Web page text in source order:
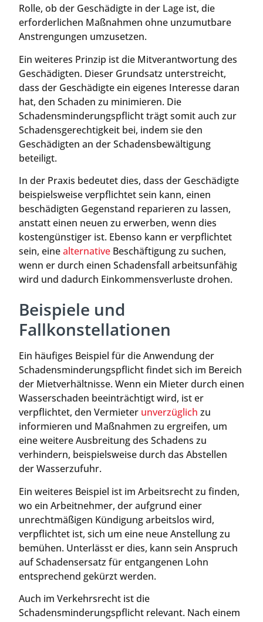
Rolle, ob der Geschädigte in der Lage ist, die
erforderlichen Maßnahmen ohne unzumutbare
Anstrengungen umzusetzen.
Ein weiteres Prinzip ist die Mitverantwortung des
Geschädigten. Dieser Grundsatz unterstreicht,
dass der Geschädigte ein eigenes Interesse daran
hat, den Schaden zu minimieren. Die
Schadensminderungspflicht trägt somit auch zur
Schadensgerechtigkeit bei, indem sie den
Geschädigten an der Schadensbewältigung
beteiligt.
In der Praxis bedeutet dies, dass der Geschädigte
beispielsweise verpflichtet sein kann, einen
beschädigten Gegenstand reparieren zu lassen,
anstatt einen neuen zu erwerben, wenn dies
kostengünstiger ist. Ebenso kann er verpflichtet
sein, einealternative Beschäftigung zu suchen,
wenn er durch einen Schadensfall arbeitsunfähig
wird und dadurch Einkommensverluste drohen.
Beispiele und
Fallkonstellationen
Ein häufiges Beispiel für die Anwendung der
Schadensminderungspflicht findet sich im Bereich
der Mietverhältnisse. Wenn ein Mieter durch einen
Wasserschaden beeinträchtigt wird, ist er
verpflichtet, den Vermieter unverzüglich zu
informieren und Maßnahmen zu ergreifen, um
eine weitere Ausbreitung des Schadens zu
verhindern, beispielsweise durch das Abstellen
der Wasserzufuhr.
Ein weiteres Beispiel ist im Arbeitsrecht zu finden,
wo ein Arbeitnehmer, der aufgrund einer
unrechtmäßigen Kündigung arbeitslos wird,
verpflichtet ist, sich um eine neue Anstellung zu
bemühen. Unterlässt er dies, kann sein Anspruch
auf Schadensersatz für entgangenen Lohn
entsprechend gekürzt werden.
Auch im Verkehrsrecht ist die
Schadensminderungspflicht relevant. Nach einem